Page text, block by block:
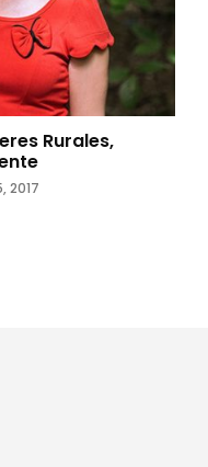
Rurales,
2017